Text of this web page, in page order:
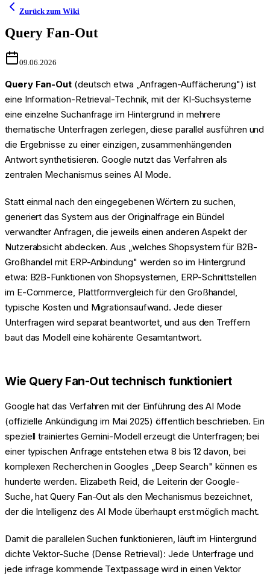
Zurück zum Wiki
Query Fan-Out
09.06.2026
Query Fan-Out (deutsch etwa „Anfragen-Auffächerung") ist
eine Information-Retrieval-Technik, mit der KI-Suchsysteme
eine einzelne Suchanfrage im Hintergrund in mehrere
thematische Unterfragen zerlegen, diese parallel ausführen und
die Ergebnisse zu einer einzigen, zusammenhängenden
Antwort synthetisieren. Google nutzt das Verfahren als
zentralen Mechanismus seines AI Mode.
Statt einmal nach den eingegebenen Wörtern zu suchen,
generiert das System aus der Originalfrage ein Bündel
verwandter Anfragen, die jeweils einen anderen Aspekt der
Nutzerabsicht abdecken. Aus „welches Shopsystem für B2B-
Großhandel mit ERP-Anbindung" werden so im Hintergrund
etwa: B2B-Funktionen von Shopsystemen, ERP-Schnittstellen
im E-Commerce, Plattformvergleich für den Großhandel,
typische Kosten und Migrationsaufwand. Jede dieser
Unterfragen wird separat beantwortet, und aus den Treffern
baut das Modell eine kohärente Gesamtantwort.
Wie Query Fan-Out technisch funktioniert
Google hat das Verfahren mit der Einführung des AI Mode
(offizielle Ankündigung im Mai 2025) öffentlich beschrieben. Ein
speziell trainiertes Gemini-Modell erzeugt die Unterfragen; bei
einer typischen Anfrage entstehen etwa 8 bis 12 davon, bei
komplexen Recherchen in Googles „Deep Search" können es
hunderte werden. Elizabeth Reid, die Leiterin der Google-
Suche, hat Query Fan-Out als den Mechanismus bezeichnet,
der die Intelligenz des AI Mode überhaupt erst möglich macht.
Damit die parallelen Suchen funktionieren, läuft im Hintergrund
dichte Vektor-Suche (Dense Retrieval): Jede Unterfrage und
jede infrage kommende Textpassage wird in einen Vektor